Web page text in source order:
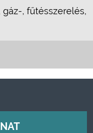
gáz-, fűtésszerelés,